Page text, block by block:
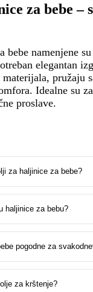
za bebe –
bebe namenjene
elegantan
pružaju
Idealne su
proslave.
za haljinice za bebe?
haljinice za bebu?
pogodne za
za krštenje?